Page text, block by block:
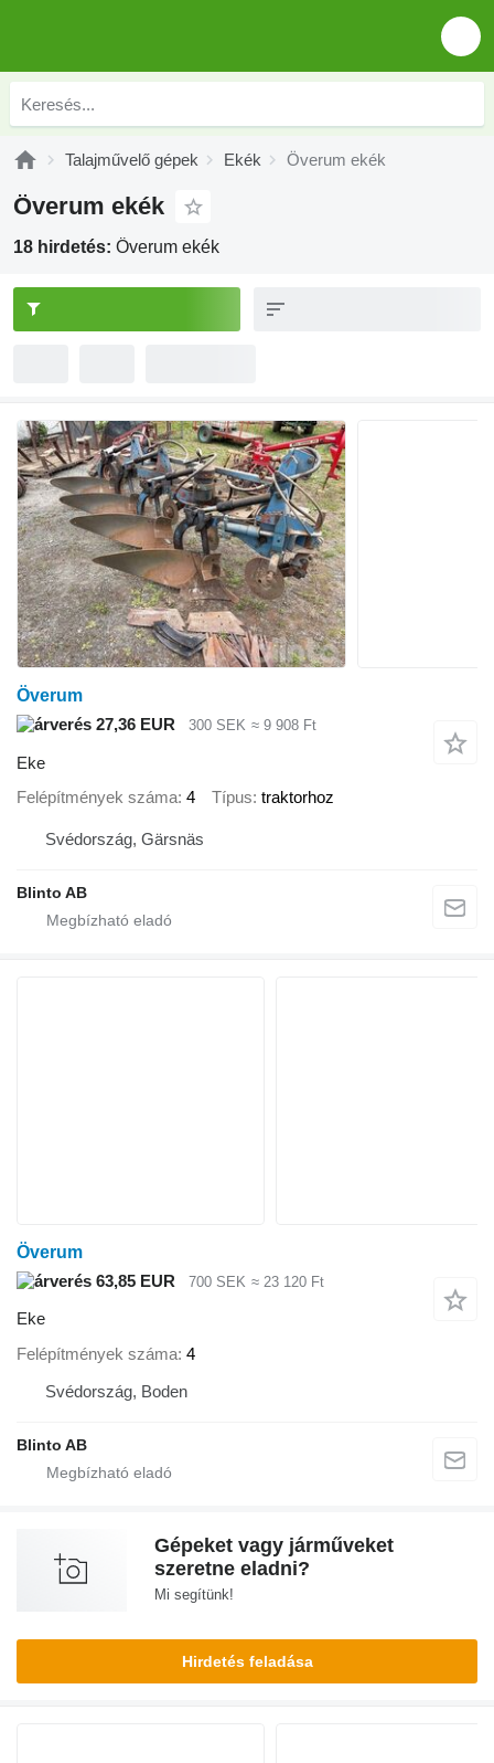
Talajművelő gépek Ekék Överum ekék
Överum ekék
18 hirdetés: Överum ekék
Överum
27,36 EUR
300 SEK ≈ 9 908 Ft
Eke
Felépítmények száma 4 Típus traktorhoz
Svédország, Gärsnäs
Blinto AB
Överum
63,85 EUR
700 SEK ≈ 23 120 Ft
Eke
Felépítmények száma 4
Svédország, Boden
Blinto AB
Gépeket vagy járműveket
szeretne eladni?
Mi segítünk!
Hirdetés feladása